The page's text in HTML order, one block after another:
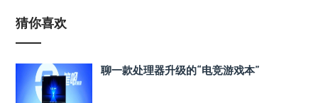
猜你喜欢
聊一款处理器升级的“电竞游戏本”